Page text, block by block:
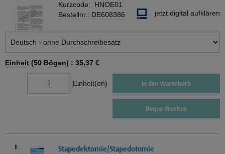
Kurzcode: HNOE01
Bestellnr.: DE608386 jetzt digital aufklären
Einheit (50 Bögen) : 35,37 €
Einheit(en) In den Warenkorb
Bogen drucken
Stapedektomie/Stapedotomie